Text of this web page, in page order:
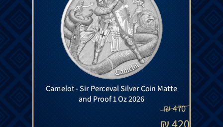
Camelot - Sir Perceval Silver Coin Matte
and Proof 1 Oz 2026
470
₪
420
₪